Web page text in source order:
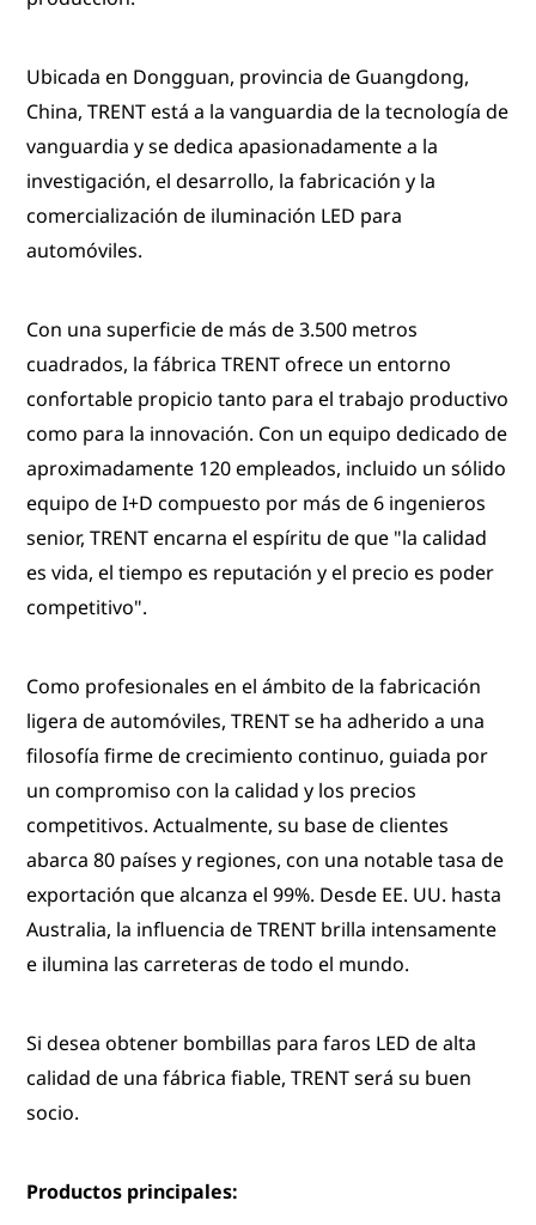
Ubicada en Dongguan, provincia de Guangdong,
China, TRENT está a la vanguardia de la tecnología de
vanguardia y se dedica apasionadamente a la
investigación, el desarrollo, la fabricación y la
comercialización de iluminación LED para
automóviles.
Con una superficie de más de 3.500 metros
cuadrados, la fábrica TRENT ofrece un entorno
confortable propicio tanto para el trabajo productivo
como para la innovación. Con un equipo dedicado de
aproximadamente 120 empleados, incluido un sólido
equipo de I+D compuesto por más de 6 ingenieros
senior, TRENT encarna el espíritu de que "la calidad
es vida, el tiempo es reputación y el precio es poder
competitivo".
Como profesionales en el ámbito de la fabricación
ligera de automóviles, TRENT se ha adherido a una
filosofía firme de crecimiento continuo, guiada por
un compromiso con la calidad y los precios
competitivos. Actualmente, su base de clientes
abarca 80 países y regiones, con una notable tasa de
exportación que alcanza el 99%. Desde EE. UU. hasta
Australia, la influencia de TRENT brilla intensamente
e ilumina las carreteras de todo el mundo.
Si desea obtener bombillas para faros LED de alta
calidad de una fábrica fiable, TRENT será su buen
socio.
Productos principales: